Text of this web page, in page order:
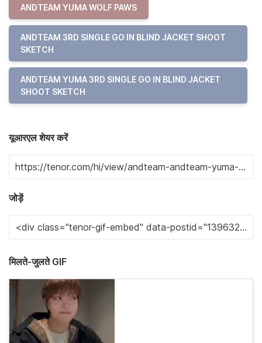
ANDTEAM YUMA WOLF PAWS
ANDTEAM 3RD SINGLE GO IN BLIND JACKET SHOOT
SKETCH
ANDTEAM YUMA 3RD SINGLE GO IN BLIND JACKET
SHOOT SKETCH
यूआरएल शेयर करें
जोड़ें
मिलते-जुलते GIF